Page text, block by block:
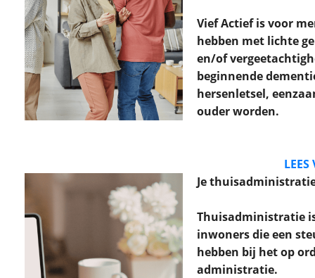
Vief Actief is voor
hebben met lichte
en/of
beginnende
hersenletsel,
ouder worden.
LEES
Je
Thuisadministratie
inwoners die een
hebben bij het op
administratie.